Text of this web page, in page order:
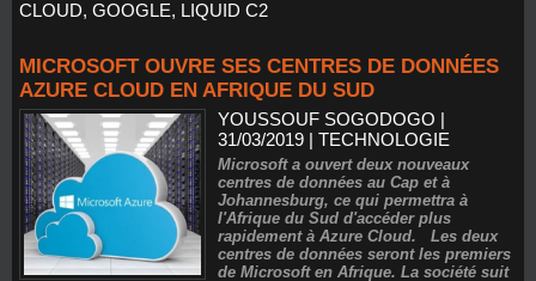
CLOUD, GOOGLE, LIQUID C2
MICROSOFT OUVRE SES CENTRES DE DONNÉES
AZURE CLOUD EN AFRIQUE DU SUD
YOUSSOUF SOGODOGO |
31/03/2019 |TECHNOLOGIE
Microsoft a ouvert deux nouveaux
centres de données au Cap et à
Johannesburg, ce qui permettra à
l'Afrique du Sud d'accéder plus
rapidement à Azure Cloud. Les deux
centres de données seront les premiers
de Microsoft en Afrique. La société suit